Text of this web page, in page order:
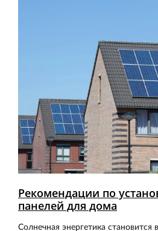
Рекомендации по
панелей для дома
Солнечная энергетика становится